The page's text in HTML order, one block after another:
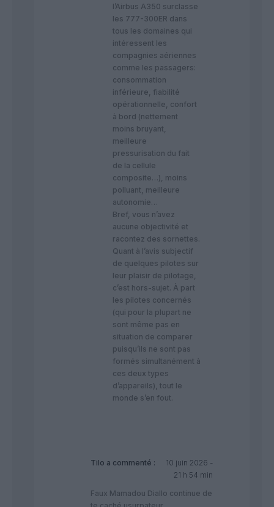
l’Airbus A350 surclasse
les 777-300ER dans
tous les domaines qui
intéressent les
compagnies aériennes
comme les passagers:
consommation
inférieure, fiabilité
opérationnelle, confort
à bord (nettement
moins bruyant,
meilleure
pressurisation du fait
de la cellule
composite…), moins
polluant, meilleure
autonomie…
Bref, vous n’avez
aucune objectivité et
racontez des sornettes.
Quant à l’avis subjectif
de quelques pilotes sur
leur plaisir de pilotage,
c’est hors-sujet. À part
les pilotes concernés
(qui pour la plupart ne
sont même pas en
situation de comparer
puisqu’ils ne sont pas
formés simultanément à
ces deux types
d’appareils), tout le
monde s’en fout.
Tilo a commenté :
10 juin 2026 -
21 h 54 min
Faux Mamadou Diallo continue de